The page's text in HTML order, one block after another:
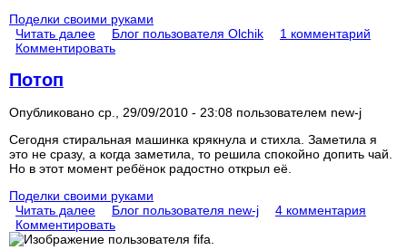
Поделки своими руками
Читать далее
Блог пользователя Olchik
1 комментарий
Комментировать
Потоп
Опубликовано ср., 29/09/2010 - 23:08 пользователем new-j
Сегодня стиральная машинка крякнула и стихла. Заметила я
это не сразу, а когда заметила, то решила спокойно допить чай.
Но в этот момент ребёнок радостно открыл её.
Поделки своими руками
Читать далее
Блог пользователя new-j
4 комментария
Комментировать